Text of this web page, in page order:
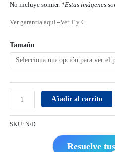
No incluye somier. *Estas imágenes
Ver garantía aquí –Ver T y C
Tamaño
Añadir al carrito
SKU: N/D
Resuelve